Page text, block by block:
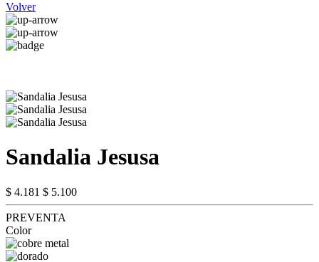
Volver
Sandalia Jesusa
$ 4.181 $ 5.100
PREVENTA
Color